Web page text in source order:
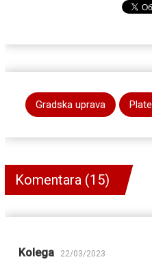
Gradska uprava Plate
Komentara (15)
Kolega 22/03/2023